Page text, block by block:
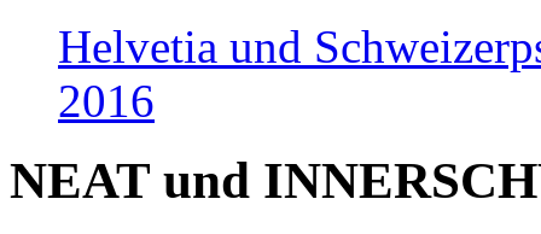
Helvetia und
2016
NEAT und